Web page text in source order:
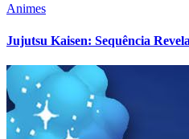
Animes
Jujutsu Kaisen: Sequência